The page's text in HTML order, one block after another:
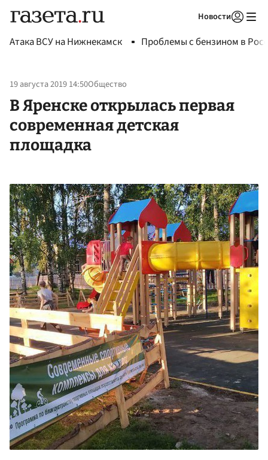
Новости
Атака ВСУ на Нижнекамск Проблемы с бензином в
19 августа 2019 14:50Общество
В Яренске открылась первая
современная детская
площадка